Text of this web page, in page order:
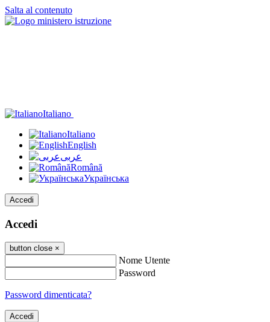
Salta al contenuto
Italiano
Italiano
English
عربى
Română
Українська
Accedi
Accedi
button close ×
Nome Utente
Password
Password dimenticata?